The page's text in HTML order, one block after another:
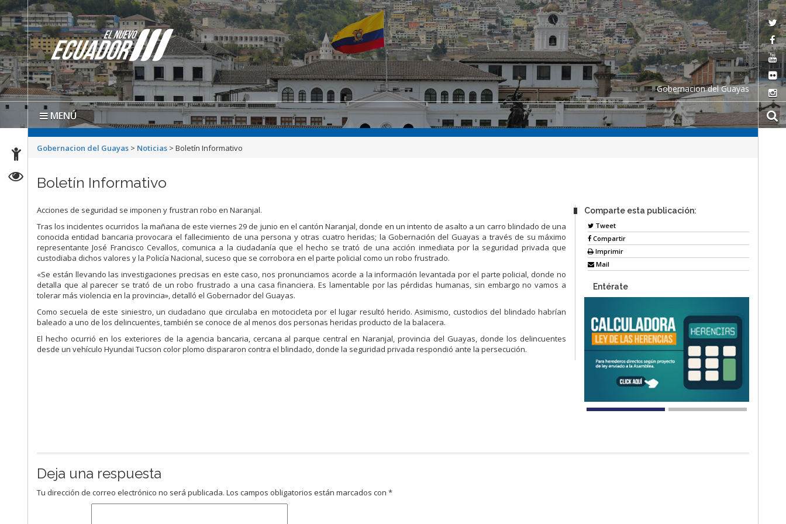
Gobernacion del Guayas
MENÚ
Gobernacion del Guayas > Noticias >Boletín Informativo
Boletín Informativo
Acciones de seguridad se imponen y frustran robo en Naranjal.
Tras los incidentes ocurridos la mañana de este viernes 29 de junio en el cantón Naranjal, donde en un intento de asalto a un carro blindado de una
conocida entidad bancaria provocara el fallecimiento de una persona y otras cuatro heridas; la Gobernación del Guayas a través de su máximo
representante José Francisco Cevallos, comunica a la ciudadanía que el hecho se trató de una acción inmediata por la seguridad privada que
custodiaba dichos valores y la Policía Nacional, suceso que se corrobora en el parte policial como un robo frustrado.
«Se están llevando las investigaciones precisas en este caso, nos pronunciamos acorde a la información levantada por el parte policial, donde no
detalla que al parecer se trató de un robo frustrado a una casa financiera. Es lamentable por las pérdidas humanas, sin embargo no vamos a
tolerar más violencia en la provincia», detalló el Gobernador del Guayas.
Como secuela de este siniestro, un ciudadano que circulaba en motocicleta por el lugar resultó herido. Asimismo, custodios del blindado habrían
baleado a uno de los delincuentes, también se conoce de al menos dos personas heridas producto de la balacera.
El hecho ocurrió en los exteriores de la agencia bancaria, cercana al parque central en Naranjal, provincia del Guayas, donde los delincuentes
desde un vehículo Hyundai Tucson color plomo dispararon contra el blindado, donde la seguridad privada respondió ante la persecución.
Comparte esta publicación:
Tweet
Compartir
Imprimir
Mail
Entérate
Deja una respuesta
Tu dirección de correo electrónico no será publicada. Los campos obligatorios están marcados con*